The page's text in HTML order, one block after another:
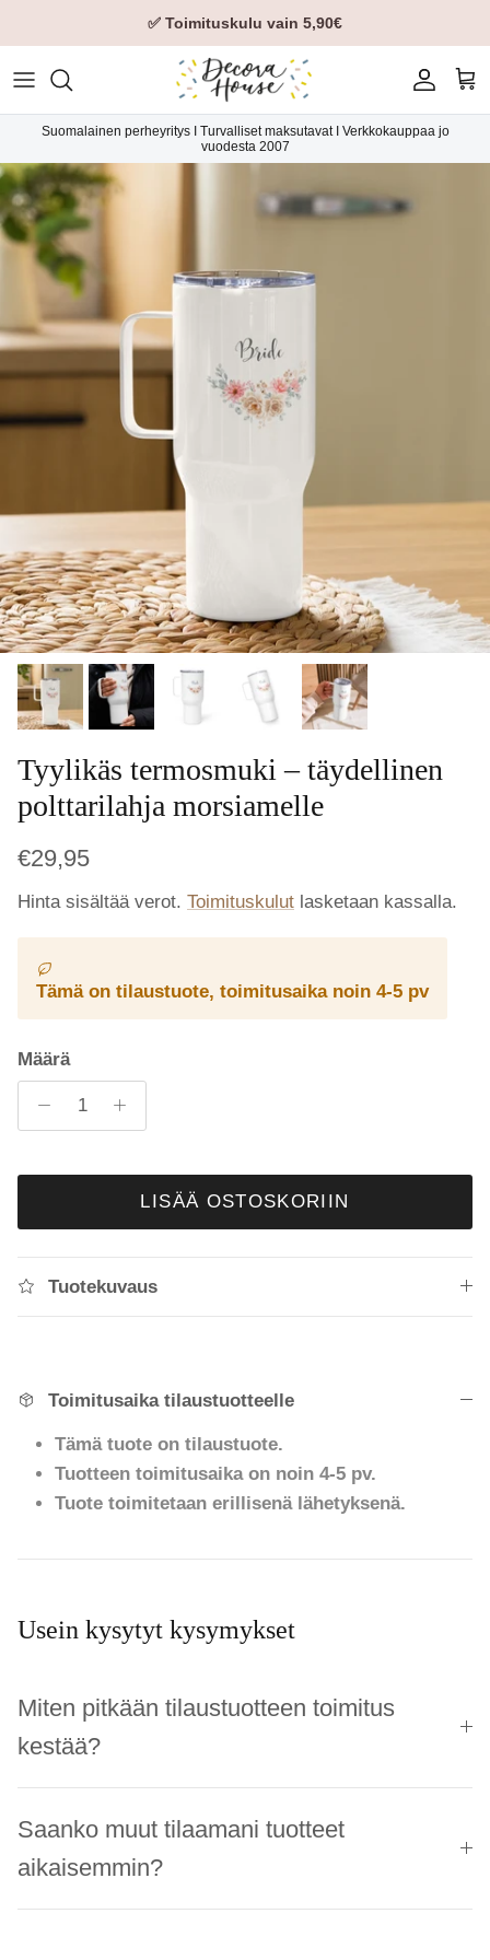
✅ Toimituskulu vain 5,90€
Tili
Suomalainen perheyritys I Turvalliset maksutavat I Verkkokauppaa jo
vuodesta 2007
Tyylikäs termosmuki – täydellinen
polttarilahja morsiamelle
€29,95
Hinta sisältää verot. Toimituskulut lasketaan kassalla.
Tämä on tilaustuote, toimitusaika noin 4-5 pv
Määrä
LISÄÄ OSTOSKORIIN
Tuotekuvaus
Toimitusaika tilaustuotteelle
Tämä tuote on tilaustuote.
Tuotteen toimitusaika on noin 4-5 pv.
Tuote toimitetaan erillisenä lähetyksenä.
Usein kysytyt kysymykset
Miten pitkään tilaustuotteen toimitus
kestää?
Saanko muut tilaamani tuotteet
aikaisemmin?